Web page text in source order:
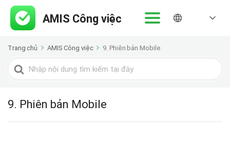
Trang chủ AMIS Công việc 9. Phiên bản Mobile
Tìm
kiếm
9. Phiên bản Mobile